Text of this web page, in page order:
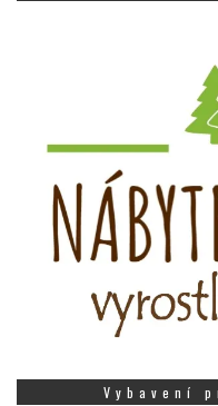
Vybavení